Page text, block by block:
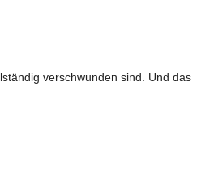
verschwunden sind. Und das